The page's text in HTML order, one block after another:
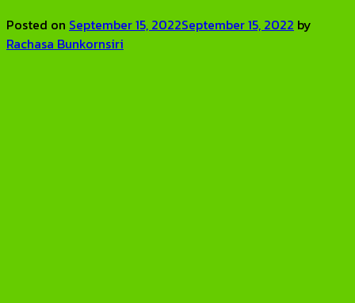
Posted on September 15, 2022September 15, 2022 by
Rachasa Bunkornsiri